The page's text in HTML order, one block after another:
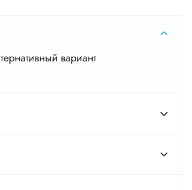
вариант